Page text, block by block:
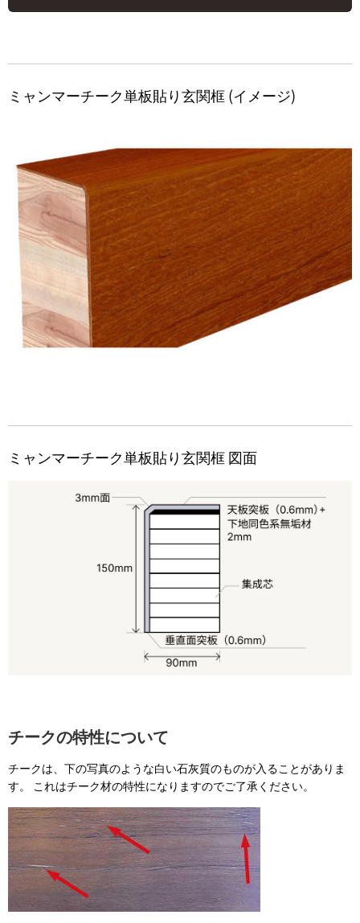
ミャンマーチーク単板貼り玄関框 (イメージ)
ミャンマーチーク単板貼り玄関框 図面
チークの特性について
チークは、下の写真のような白い石灰質のものが入ることがありま
す。 これはチーク材の特性になりますのでご了承ください。